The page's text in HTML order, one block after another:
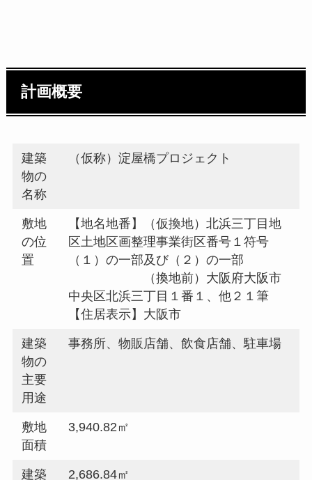
計画概要
建築
物の
名称
（仮称）淀屋橋プロジェクト
敷地
の位
置
【地名地番】（仮換地）北浜三丁目地
区土地区画整理事業街区番号１符号
（１）の一部及び（２）の一部
（換地前）大阪府大阪市
中央区北浜三丁目１番１、他２１筆
【住居表示】大阪市
建築
物の
主要
用途
事務所、物販店舗、飲食店舗、駐車場
敷地
面積
3,940.82㎡
建築
2,686.84㎡